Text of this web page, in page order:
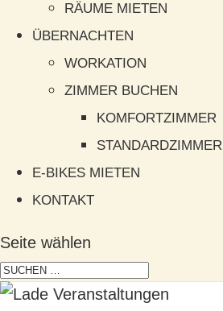
RÄUME MIETEN
ÜBERNACHTEN
WORKATION
ZIMMER BUCHEN
KOMFORTZIMMER
STANDARDZIMMER
E-BIKES MIETEN
KONTAKT
Seite wählen